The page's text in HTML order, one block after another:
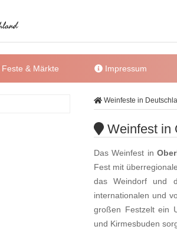
Feste & Märkte Impressum
Weinfeste in
Weinfest in
Das Weinfest in
Fest mit
das Weindorf und
internationalen und
großen Festzelt ein
und Kirmesbuden